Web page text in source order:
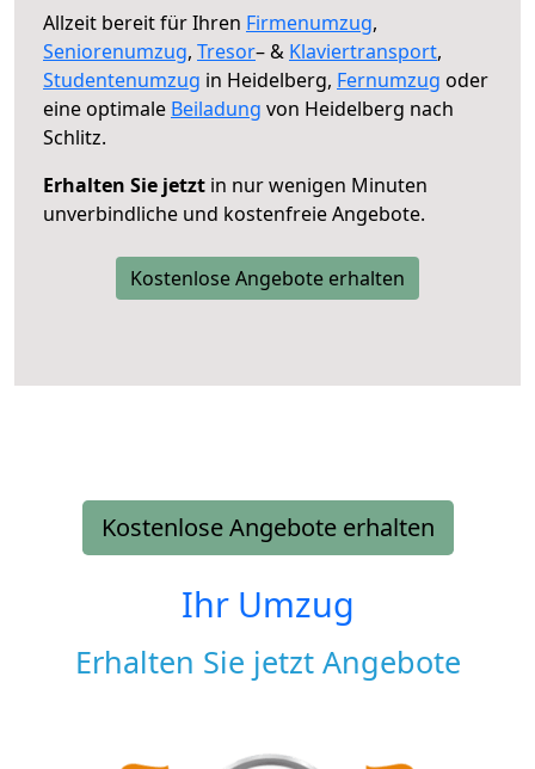
Allzeit bereit für Ihren Firmenumzug,
Seniorenumzug, Tresor– & Klaviertransport,
Studentenumzug in Heidelberg, Fernumzug oder
eine optimale Beiladung von Heidelberg nach
Schlitz.
Erhalten Sie jetzt in nur wenigen Minuten
unverbindliche und kostenfreie Angebote.
Kostenlose Angebote erhalten
Kostenlose Angebote erhalten
Ihr Umzug
Erhalten Sie jetzt Angebote